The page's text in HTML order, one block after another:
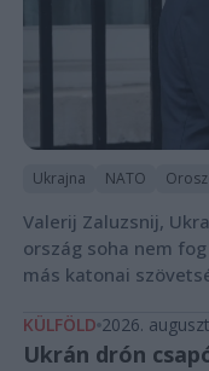
Ukrajna NATO
Valerij Zaluzsnij,
ország soha nem
más katonai
KÜLFÖLD 2026.
Ukrán drón